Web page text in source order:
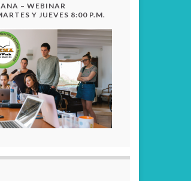
– WEBINAR
Y JUEVES 8:00 P.M.